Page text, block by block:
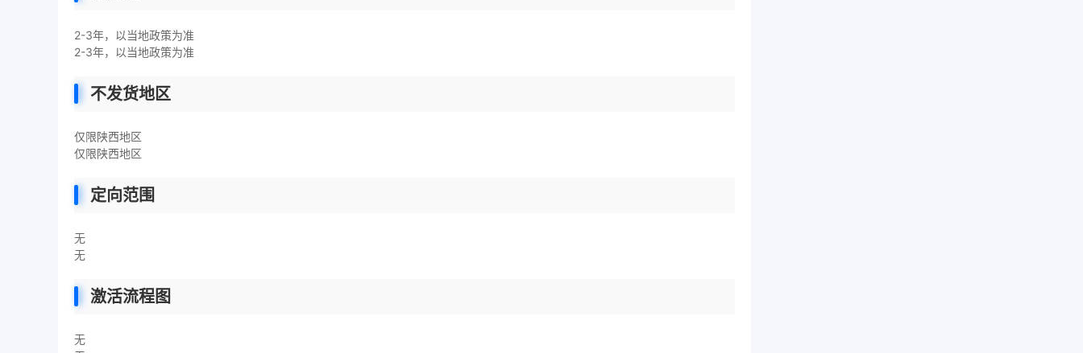
2-3年，以当地政策为准
2-3年，以当地政策为准
不发货地区
仅限陕西地区
仅限陕西地区
定向范围
无
无
激活流程图
无